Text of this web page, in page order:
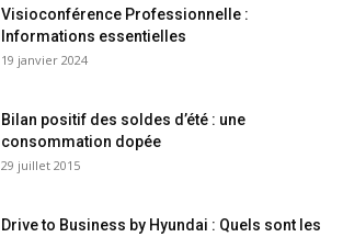
Visioconférence Professionnelle :
Informations essentielles
19 janvier 2024
Bilan positif des soldes d’été : une
consommation dopée
29 juillet 2015
Drive to Business by Hyundai : Quels sont les